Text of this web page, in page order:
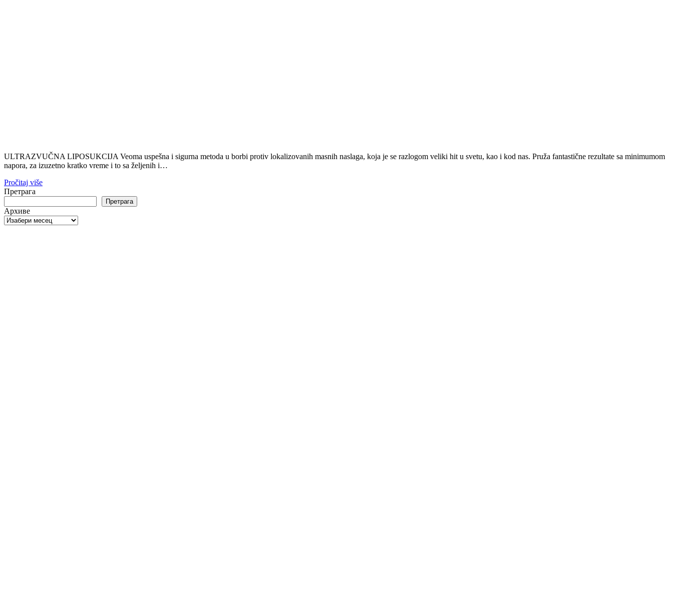
ULTRAZVUČNA LIPOSUKCIJA Veoma uspešna i sigurna metoda u borbi protiv lokalizovanih masnih naslaga, koja je se razlogom veliki hit u svetu, kao i kod nas. Pruža fantastične rezultate sa minimumom
napora, za izuzetno kratko vreme i to sa željenih i…
Pročitaj više
Претрага
Претрага
Архиве